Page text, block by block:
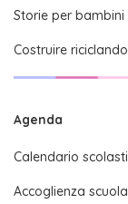
Storie per bambini
Costruire riciclando
Agenda
Calendario
Accoglienza